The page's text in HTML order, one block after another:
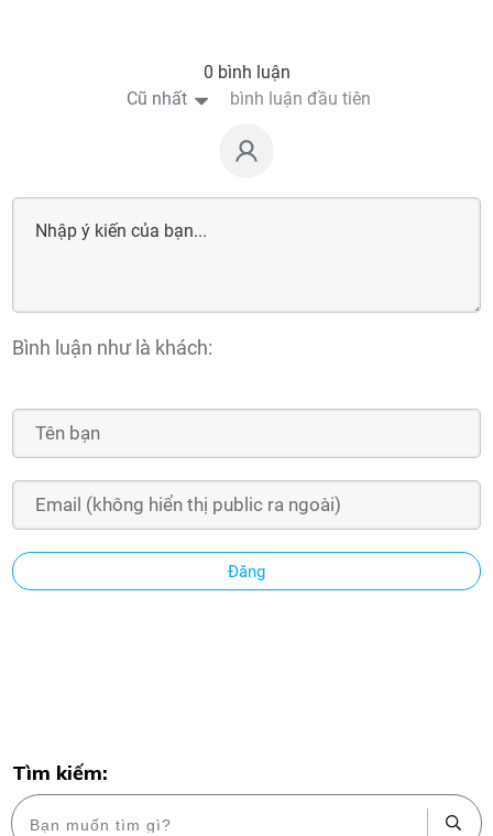
0 bình luận
Cũ nhất
bình luận đầu tiên
Bình luận như là khách:
Đăng
Tìm kiếm: